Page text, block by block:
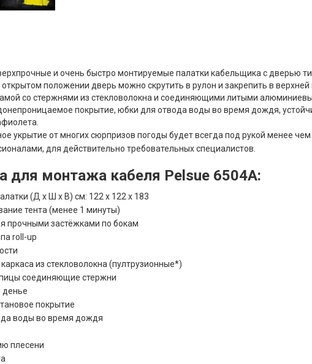
и очень быстро монтируемые палатки кабельщика с дверью
положении дверь можно скрутить в рулон и закрепить в верхней
со стержнями из стекловолокна и соединяющими литыми
покрытие, юбки для отвода воды во время дождя,
укрытие от многих сюрпризов погоды будет всегда под рукой менее чем
для действительно требовательных специалистов.
для монтажа кабеля Pelsue 6504A:
(Д х Ш х В) см: 122 х 122 х 183
тента (менее 1 минуты)
прочными застёжками по бокам
roll-up
из стекловолокна (пултрузионные*)
соединяющие стержни
денье
покрытие
воды во время дождя
плесени